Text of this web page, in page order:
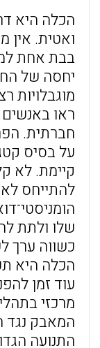
הכלה היא
ואטית. אין
בבת אחת
יחסה של
מוגבלויות
ראו
חברתית.
על בסיס
קיימת. לא
להתייחס
שלו ולתת
כשווה ערך
הכלה היא
עוד זמן
מרכזי
המאבק
התנועה